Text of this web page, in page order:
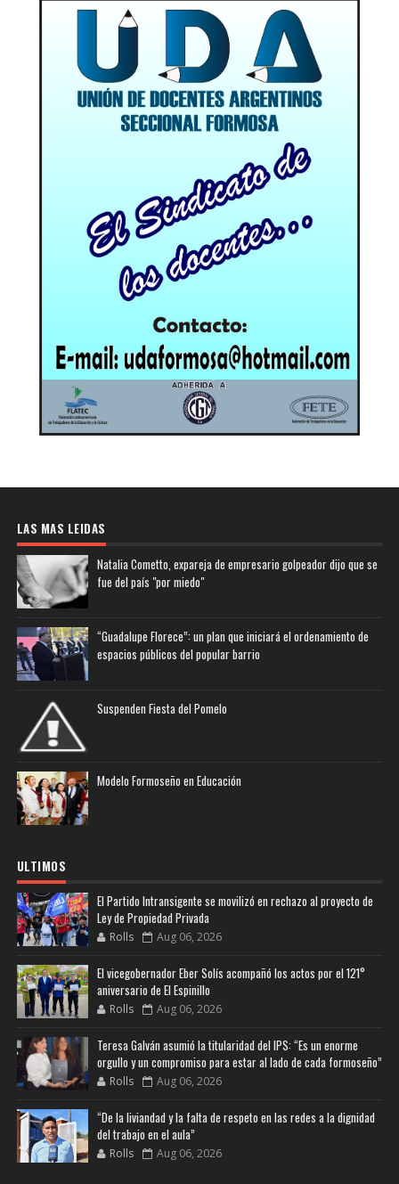
LAS MAS LEIDAS
Natalia Cometto, expareja de empresario golpeador dijo que se
fue del país "por miedo"
“Guadalupe Florece”: un plan que iniciará el ordenamiento de
espacios públicos del popular barrio
Suspenden Fiesta del Pomelo
Modelo Formoseño en Educación
ULTIMOS
El Partido Intransigente se movilizó en rechazo al proyecto de
Ley de Propiedad Privada
Rolls Aug 06, 2026
El vicegobernador Eber Solís acompañó los actos por el 121°
aniversario de El Espinillo
Rolls Aug 06, 2026
Teresa Galván asumió la titularidad del IPS: “Es un enorme
orgullo y un compromiso para estar al lado de cada formoseño”
Rolls Aug 06, 2026
“De la liviandad y la falta de respeto en las redes a la dignidad
del trabajo en el aula”
Rolls Aug 06, 2026